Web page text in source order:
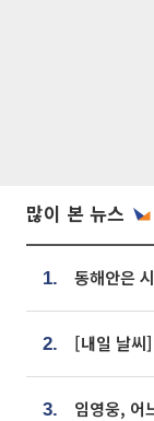
많이 본 뉴스
1.
2.
3.